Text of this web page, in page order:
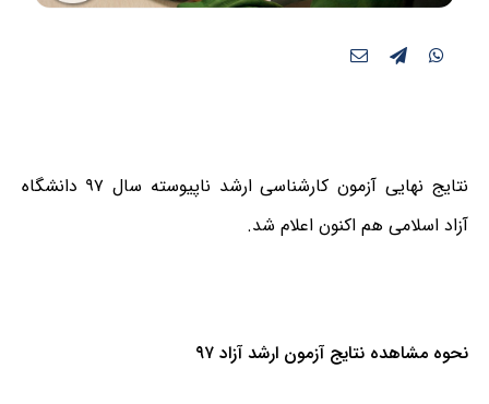
نتایج نهایی آزمون کارشناسی ارشد ناپیوسته سال ۹۷ دانشگاه
آزاد اسلامی هم اکنون اعلام شد.
نحوه مشاهده نتایج آزمون ارشد آزاد ۹۷